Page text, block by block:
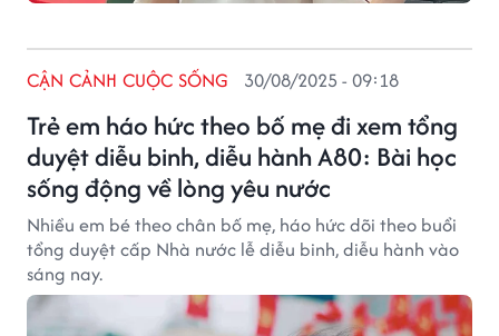
Trẻ em háo hức theo bố mẹ đi xem tổng
duyệt diễu binh, diễu hành A80: Bài học
sống động về lòng yêu nước
CẬN CẢNH CUỘC SỐNG 30/08/2025 - 09:18
Nhiều em bé theo chân bố mẹ, háo hức dõi theo buổi
tổng duyệt cấp Nhà nước lễ diễu binh, diễu hành vào
sáng nay.